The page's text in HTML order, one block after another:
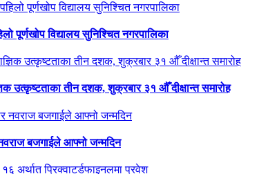
पूर्णखोप विद्यालय सुनिश्चित नगरपालिका
उत्कृष्टताका तीन दशक, शुक्रबार ३१ औँ दीक्षान्त समारोह
बजगाईले आफ्नो जन्मदिन